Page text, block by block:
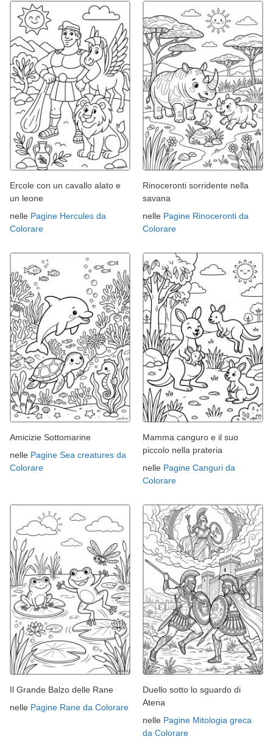
Ercole con un cavallo alato e
un leone
nelle Pagine Hercules da
Colorare
Rinoceronti sorridente nella
savana
nelle Pagine Rinoceronti da
Colorare
Amicizie Sottomarine
nelle Pagine Sea creatures da
Colorare
Mamma canguro e il suo
piccolo nella prateria
nelle Pagine Canguri da
Colorare
Il Grande Balzo delle Rane
nelle Pagine Rane da Colorare
Duello sotto lo sguardo di
Atena
nelle Pagine Mitologia greca
da Colorare